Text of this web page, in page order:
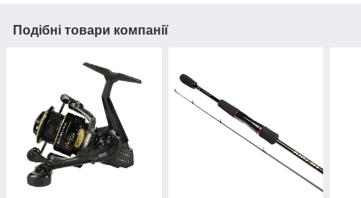
Подібні товари компанії